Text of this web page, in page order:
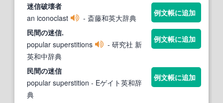
迷信破壊者
an iconoclast
- 斎藤和英大辞典
例文帳に追加
民間の迷信.
popular superstitions
- 研究社 新
英和中辞典
例文帳に追加
民間の迷信
popular superstition - Eゲイト英和辞
典
例文帳に追加